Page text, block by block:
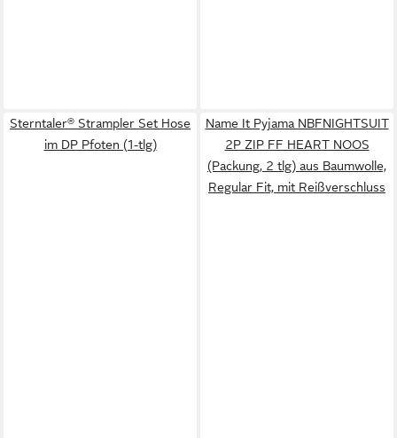
Sterntaler® Strampler Set Hose
im DP Pfoten (1-tlg)
Name It Pyjama NBFNIGHTSUIT
2P ZIP FF HEART NOOS
(Packung, 2 tlg) aus Baumwolle,
Regular Fit, mit Reißverschluss